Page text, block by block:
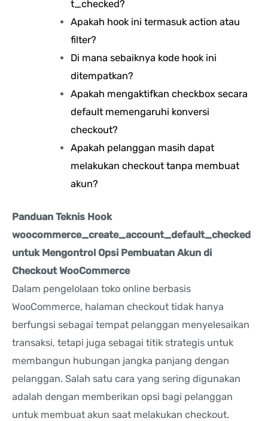
t_checked?
Apakah hook ini termasuk action atau
filter?
Di mana sebaiknya kode hook ini
ditempatkan?
Apakah mengaktifkan checkbox secara
default memengaruhi konversi
checkout?
Apakah pelanggan masih dapat
melakukan checkout tanpa membuat
akun?
Panduan Teknis Hook
woocommerce_create_account_default_checked
untuk Mengontrol Opsi Pembuatan Akun di
Checkout WooCommerce
Dalam pengelolaan toko online berbasis
WooCommerce, halaman checkout tidak hanya
berfungsi sebagai tempat pelanggan menyelesaikan
transaksi, tetapi juga sebagai titik strategis untuk
membangun hubungan jangka panjang dengan
pelanggan. Salah satu cara yang sering digunakan
adalah dengan memberikan opsi bagi pelanggan
untuk membuat akun saat melakukan checkout.